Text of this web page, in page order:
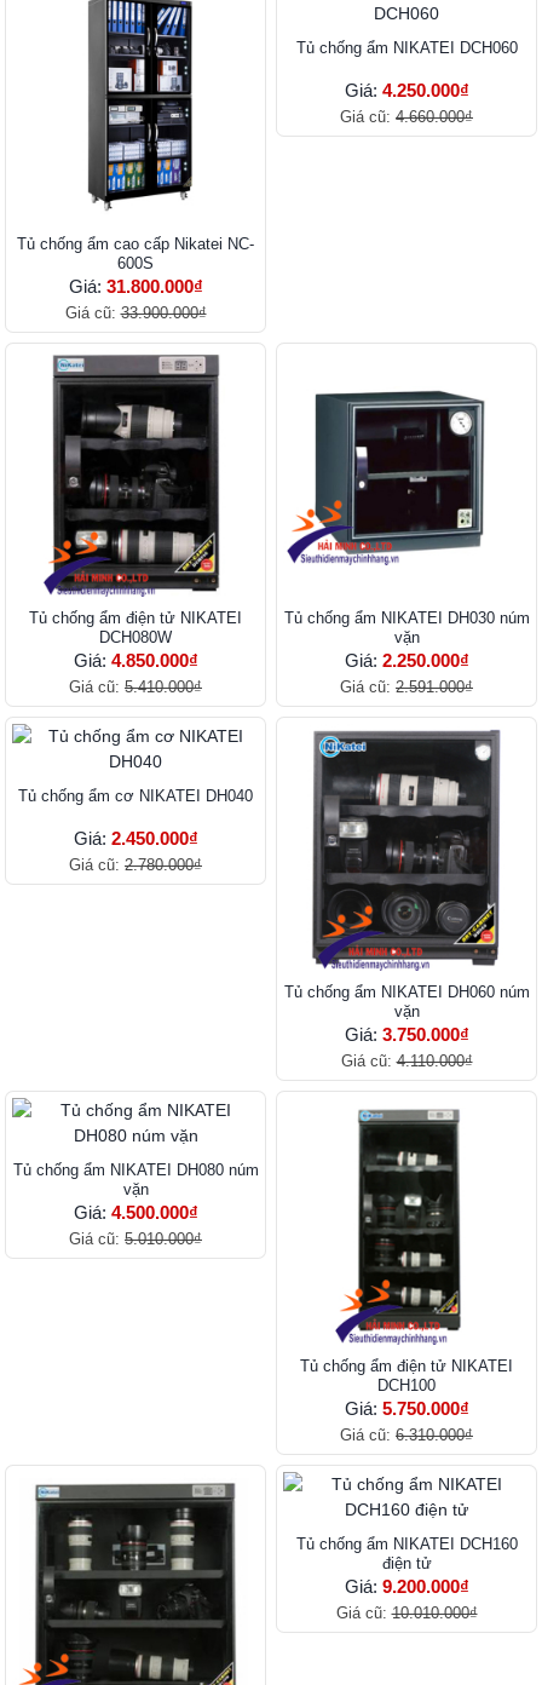
Tủ chống ẩm cao cấp Nikatei NC-
600S
Giá: 31.800.000₫
Giá cũ:33.900.000₫
Tủ chống ẩm NIKATEI DCH060
Giá: 4.250.000₫
Giá cũ: 4.660.000₫
Tủ chống ẩm điện tử NIKATEI
DCH080W
Giá: 4.850.000₫
Giá cũ: 5.410.000₫
Tủ chống ẩm NIKATEI DH030 núm
vặn
Giá: 2.250.000₫
Giá cũ: 2.591.000₫
Tủ chống ẩm cơ NIKATEI DH040
Giá: 2.450.000₫
Giá cũ: 2.780.000₫
Tủ chống ẩm NIKATEI DH060 núm
vặn
Giá: 3.750.000₫
Giá cũ:4.110.000₫
Tủ chống ẩm NIKATEI DH080 núm
vặn
Giá: 4.500.000₫
Giá cũ: 5.010.000₫
Tủ chống ẩm điện tử NIKATEI
DCH100
Giá: 5.750.000₫
Giá cũ: 6.310.000₫
Tủ chống ẩm NIKATEI DCH160
điện tử
Giá: 9.200.000₫
Giá cũ:10.010.000₫